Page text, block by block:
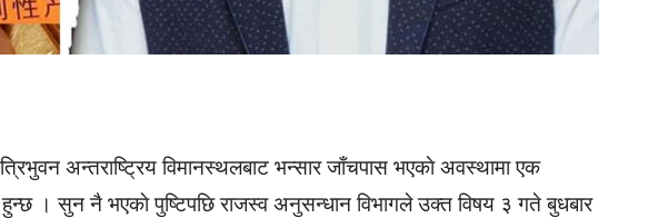
अन्तराष्ट्रिय विमानस्थलबाट भन्सार जाँचपास भएकाे अवस्थामा एक
हुन्छ । सुन नै भएकाे पुष्टिपछि राजस्व अनुसन्धान विभागले उक्त विषय ३ गते बुधबार